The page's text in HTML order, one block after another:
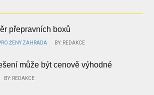
přepravních boxů
ŽENY ZAHRADA BY: REDAKCE
může být cenově výhodné
BY: REDAKCE